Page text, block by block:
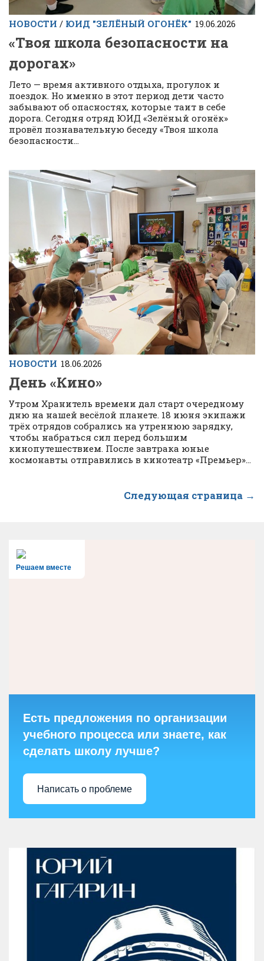
НОВОСТИ / ЮИД "ЗЕЛЁНЫЙ ОГОНЁК" 19.06.2026
«Твоя школа безопасности на
дорогах»
Лето — время активного отдыха, прогулок и
поездок. Но именно в этот период дети часто
забывают об опасностях, которые таит в себе
дорога. Сегодня отряд ЮИД «Зелёный огонёк»
провёл познавательную беседу «Твоя школа
безопасности...
НОВОСТИ 18.06.2026
День «Кино»
Утром Хранитель времени дал старт очередному
дню на нашей весёлой планете. 18 июня экипажи
трёх отрядов собрались на утреннюю зарядку,
чтобы набраться сил перед большим
кинопутешествием. После завтрака юные
космонавты отправились в кинотеатр «Премьер»...
Следующая страница →
Решаем вместе
Есть предложения по организации
учебного процесса или знаете, как
сделать школу лучше?
Написать о проблеме